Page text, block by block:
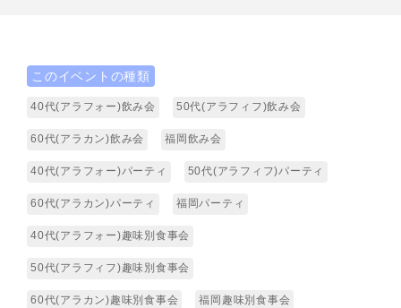
このイベントの種類
40代(アラフォー)飲み会 50代(アラフィフ)飲み会
60代(アラカン)飲み会 福岡飲み会
40代(アラフォー)パーティ 50代(アラフィフ)パーティ
60代(アラカン)パーティ 福岡パーティ
40代(アラフォー)趣味別食事会
50代(アラフィフ)趣味別食事会
60代(アラカン)趣味別食事会 福岡趣味別食事会